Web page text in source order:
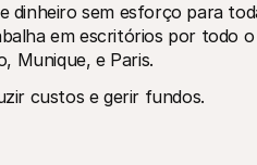
dinheiro sem esforço para
em escritórios por todo o
Munique, e Paris.
custos e gerir fundos.